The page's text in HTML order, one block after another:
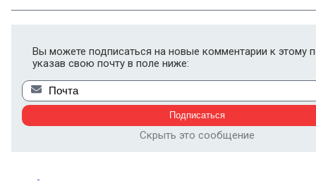
Вы можете подписаться на новые комментарии к этому
указав свою почту в поле ниже:
Скрыть это сообщение